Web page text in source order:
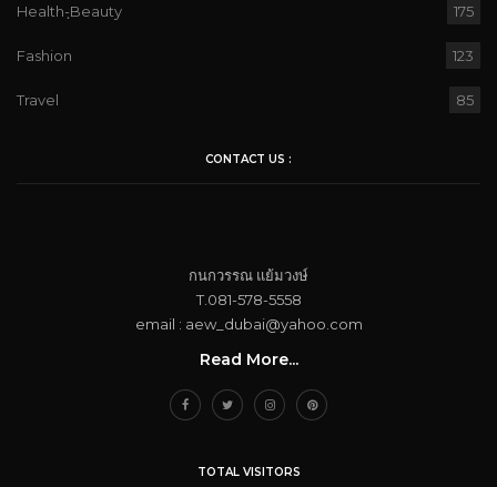
Health-ฺBeauty 175
Fashion 123
Travel 85
CONTACT US :
กนกวรรณ​ แย้ม​วงษ์
T.081-578-5558
email : aew_dubai@yahoo.com​
Read More...
TOTAL VISITORS